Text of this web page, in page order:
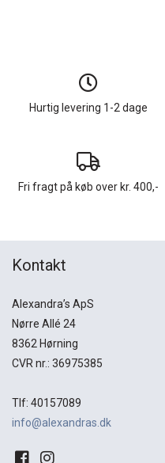
Hurtig levering 1-2 dage
Fri fragt på køb over kr. 400,-
Kontakt
Alexandra’s ApS
Nørre Allé 24
8362 Hørning
CVR nr.: 36975385
Tlf: 40157089
info@alexandras.dk